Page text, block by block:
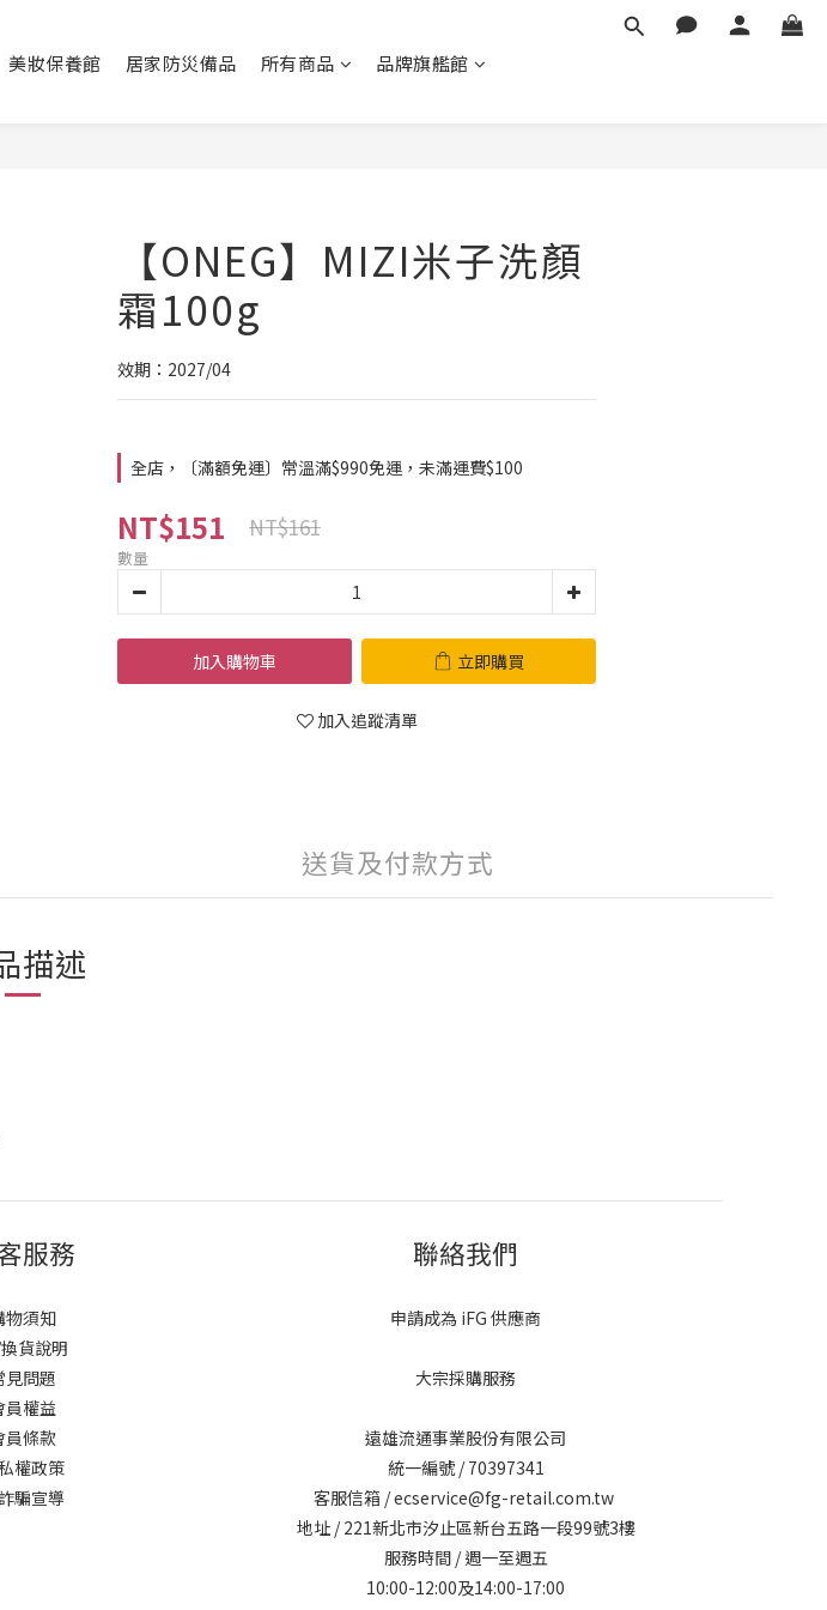
美妝保養館 居家防災備品 所有商品 品牌旗艦館
【ONEG】MIZI米子洗顏
霜100g
效期：2027/04
全店，〔滿額免運〕常溫滿$990免運，未滿運費$100
NT$151 NT$161
數量
加入購物車 立即購買
加入追蹤清單
送貨及付款方式
描述
服務
物須知
貨說明
見問題
員權益
員條款
權政策
騙宣導
聯絡我們
申請成為 iFG 供應商
大宗採購服務
遠雄流通事業股份有限公司
統一編號 / 70397341
客服信箱 / ecservice@fg-retail.com.tw
地址 / 221新北市汐止區新台五路一段99號3樓
服務時間 / 週一至週五
10:00-12:00及14:00-17:00